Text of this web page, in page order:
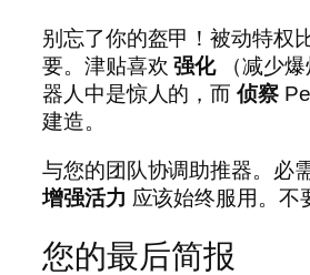
别忘了你的盔甲！被动特权
要。津贴喜欢强化（减少爆
器人中是惊人的，而 侦察
建造。
与您的团队协调助推器。必
增强活力 应该始终服用。不
您的最后简报